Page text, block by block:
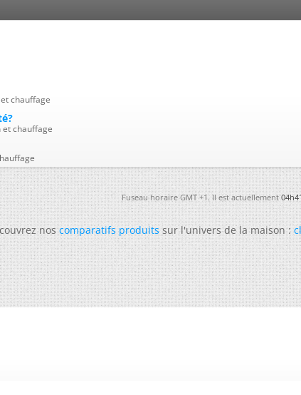
chauffage
chauffage
Fuseau horaire GMT +1. Il est actuellement
noscomparatifs produitssur l'univers de la maison :